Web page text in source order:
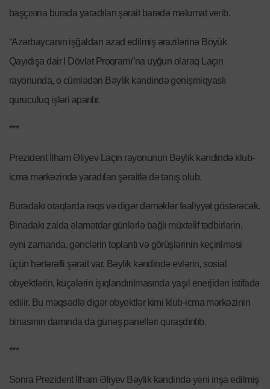
başçısına burada yaradılan şərait barədə məlumat verib.
“Azərbaycanın işğaldan azad edilmiş ərazilərinə Böyük
Qayıdışa dair I Dövlət Proqramı”na uyğun olaraq Laçın
rayonunda, o cümlədən Bəylik kəndində genişmiqyaslı
quruculuq işləri aparılır.
***
Prezident İlham Əliyev Laçın rayonunun Bəylik kəndində klub-
icma mərkəzində yaradılan şəraitlə də tanış olub.
Buradakı otaqlarda rəqs və digər dərnəklər fəaliyyət göstərəcək.
Binadakı zalda əlamətdar günlərlə bağlı müxtəlif tədbirlərin,
eyni zamanda, gənclərin toplantı və görüşlərinin keçirilməsi
üçün hərtərəfli şərait var. Bəylik kəndində evlərin, sosial
obyektlərin, küçələrin işıqlandırılmasında yaşıl enerjidən istifadə
edilir. Bu məqsədlə digər obyektlər kimi klub-icma mərkəzinin
binasının damında da günəş panelləri quraşdırılıb.
***
Sonra Prezident İlham Əliyev Bəylik kəndində yeni inşa edilmiş